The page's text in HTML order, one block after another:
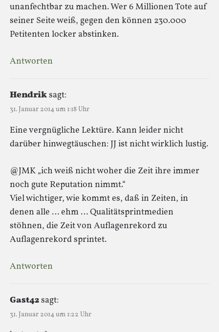
unanfechtbar zu machen. Wer 6 Millionen Tote auf
seiner Seite weiß, gegen den können 230.000
Petitenten locker abstinken.
Antworten
Hendriksagt:
31. Januar 2014 um 1:18 Uhr
Eine vergnügliche Lektüre. Kann leider nicht
darüber hinwegtäuschen: JJ ist nicht wirklich lustig.
@JMK „ich weiß nicht woher die Zeit ihre immer
noch gute Reputation nimmt.“
Viel wichtiger, wie kommt es, daß in Zeiten, in
denen alle … ehm … Qualitätsprintmedien
stöhnen, die Zeit von Auflagenrekord zu
Auflagenrekord sprintet.
Antworten
Gast42sagt:
31. Januar 2014 um 1:22 Uhr